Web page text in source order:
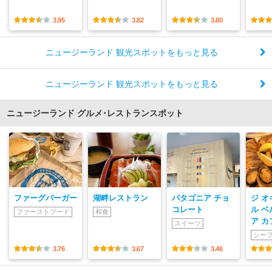
3.95 3.82 3.80
ニュージーランド 観光スポットをもっと見る
ニュージーランド 観光スポットをもっと見る
ニュージーランド グルメ･レストランスポット
ファーグバーガー
ファーストフード
3.76
湖畔レストラン
和食
3.67
パタゴニア チョ
コレート
スイーツ
3.46
ジ オ
ル ベ
ア カ
シー